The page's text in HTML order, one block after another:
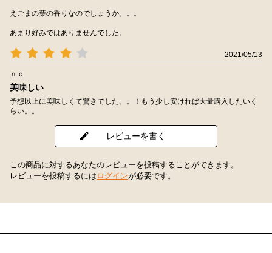
えごまの葉の香りなのでしょうか。。。
あまり好みではありませんでした。
2021/05/13
ｎｃ
美味しい
予想以上に美味しくて驚きでした。。！もう少し安ければ大量購入したいく
らい。。
レビューを書く
この商品に対するあなたのレビューを投稿することができます。
レビューを投稿するには ログインが必要です。